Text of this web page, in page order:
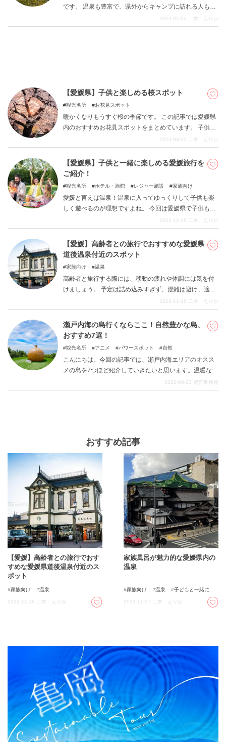
です。 温泉も豊富で、県外からキャンプに訪れる人も多
く人気のキャンプスポットがたくさんあります。 今回は
家族でもソロキャンプでもおすすめの愛媛県内人気のキ
2023-05-02 二木 えりか
【愛媛県】子供と楽しめる桜スポット
観光名所 お花見スポット
暖かくなりもうすぐ桜の季節です。 この記事では愛媛県
内のおすすめお花見スポットをまとめています。 子供が
いるとゆっくりお花見が難しい…という方も、子供が遊
べる公園内でお花見が楽しめるスポットも紹介していま
すので、ぜひ参考にお花見の計画を立ててみてくださ
い。
2023-03-03 二木 えりか
【愛媛県】子供と一緒に楽しめる愛媛旅行を
ご紹介！
観光名所 ホテル・旅館 レジャー施設 家族向け
愛媛と言えば温泉！温泉に入ってゆっくりして子供も楽
しく遊べるのが理想ですよね。 今回は愛媛県で子供も大
人も楽しめる地元民のおすすめスポットをご紹介しま
す。
2022-12-16 二木 えりか
【愛媛】高齢者との旅行でおすすめな愛媛県
道後温泉付近のスポット
家族向け 温泉
高齢者と旅行する際には、移動の疲れや体調には気を付
けましょう。 予定は詰め込みすぎず、混雑は避け、適度
に休める旅行をお勧めします。 高齢者の体力を考慮して
楽しい旅行にしましょう。 今回ご紹介するのは、”足腰の
弱くなってしまった高齢者と楽しめる旅行”がテーマで
す。 おじいちゃんやおばあちゃんと楽しめるゆったりし
2022-11-16 二木 えりか
瀬戸内海の島行くならここ！自然豊かな島、
おすすめ7選！
観光名所 アニメ パワースポット 自然
こんにちは。今回の記事では、瀬戸内海エリアのオスス
メの島を7つほど紹介していきたいと思います。温暖な海
となっている瀬戸内海は非常に多くの島に恵まれ、豊か
な自然を堪能させてくれます。観光客の方から地元の方
2022-08-23 運営事務局
おすすめ記事
【愛媛】高齢者との旅行でおす
すめな愛媛県道後温泉付近のス
ポット
家族向け 温泉
2022-11-16 二木 えりか
家族風呂が魅力的な愛媛県内の
温泉
家族向け 温泉 子どもと一緒に
2023-11-27 二木 えりか